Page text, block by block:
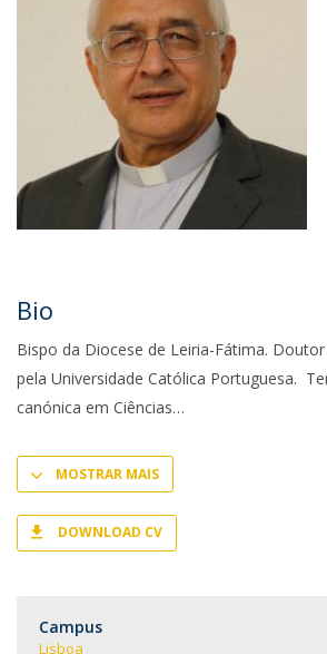
Bio
Bispo da Diocese de Leiria-Fátima.
pela Universidade Católica Portuguesa.
canónica em Ciências
MOSTRAR MAIS
DOWNLOAD CV
Campus
Lisboa